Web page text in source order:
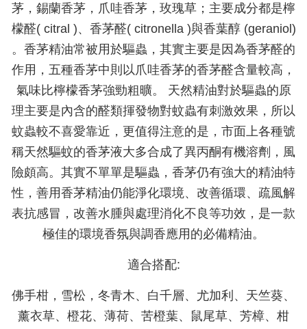
茅，錫蘭香茅，爪哇香茅，玫瑰草；主要成分都是檸
檬醛( citral )、香茅醛( citronella )與香葉醇 (geraniol)
。香茅精油常被用於驅蟲，其實主要是因為香茅醛的
作用，五種香茅中則以爪哇香茅的香茅醛含量較高，
氣味比檸檬香茅強勁粗曠。 天然精油對於驅蟲的原
理主要是內含的醛類揮發物對蚊蟲有刺激效果，所以
蚊蟲較不喜愛靠近，更值得注意的是，市面上各種號
稱天然驅蚊的香茅液大多合成了異丙酮有機溶劑，風
險頗高。其實不單單是驅蟲，香茅仍有強大的精油特
性，善用香茅精油仍能淨化環境、改善循環、疏風解
表抗感冒，改善水腫與處理消化不良等功效，是一款
極佳的環境香氛與調香應用的必備精油。
適合搭配:
佛手柑，雪松，冬青木、白千層、尤加利、天竺葵、
薰衣草、橙花、薄荷、苦橙葉、鼠尾草、芳樟、柑